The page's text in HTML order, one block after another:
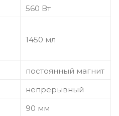
560 Вт
1450 мл
постоянный магнит
непрерывный
90 мм